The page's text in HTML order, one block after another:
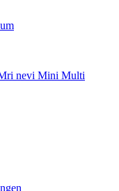
nevi Mini Multi